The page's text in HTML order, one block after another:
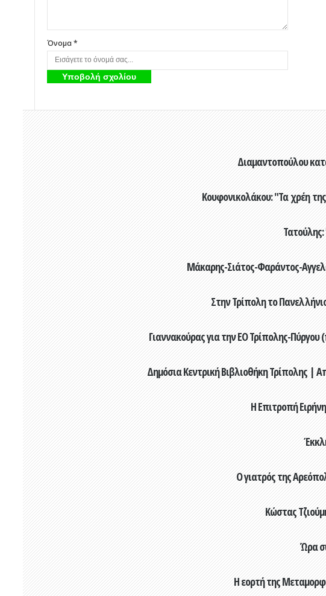
Όνομα *
Διαμαντοπούλου
Κουφονικολάκου: "Τα χρέη
Μάκαρης-Σιάτος-Φαράντος-
Στην Τρίπολη το
Γιαννακούρας για την EO Τρίπολης-Πύργου
Δημόσια Κεντρική Βιβλιοθήκη Τρίπολης |
Η Επιτροπή
Ο γιατρός της
Κώστας
Ώρα
Η εορτή της